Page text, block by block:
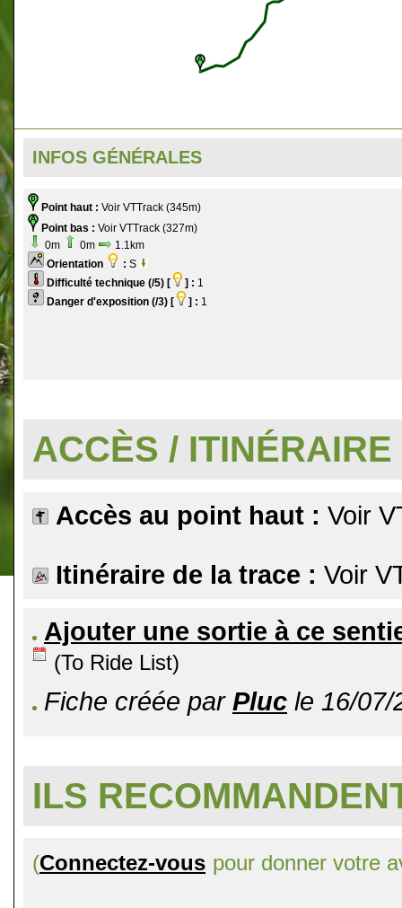
INFOS GÉNÉRALES
Point haut : Voir VTTrack (345m)
Point bas : Voir VTTrack (327m)
0m
0m
1.1km
Orientation
: S
Difficulté technique (/5) [
] : 1
Danger d'exposition (/3) [
] : 1
ACCÈS / ITINÉRAIRE
Accès au point haut : Voir
Itinéraire de la trace : Voir
Ajouter une sortie à ce
(To Ride List)
Fiche créée par Pluc le 16/07/
ILS
(Connectez-vous pour donner votre